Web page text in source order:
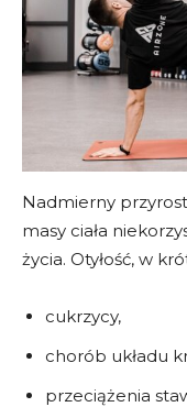
Nadmierny
masy ciała
życia. Otyłość, w
cukrzycy,
chorób układu
przeciążenia